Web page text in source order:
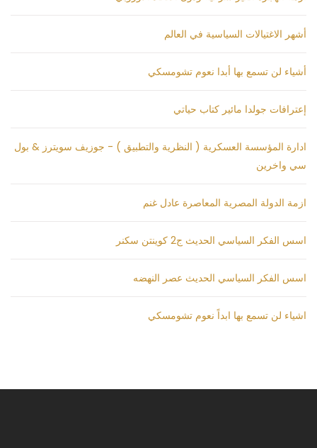
أشهر الاغتيالات السياسية في العالم
أشياء لن تسمع بها أبدا نعوم تشومسكي
إعترافات جولدا مائير كتاب حياتي
ادارة المؤسسة العسكرية ( النظرية والتطبيق ) - جوزيف سويترز & بول
سي واخرين
ازمة الدولة المصرية المعاصرة عادل غنم
اسس الفكر السياسي الحديث ج2 كوينتن سكنر
اسس الفكر السياسي الحديث عصر النهضه
اشياء لن تسمع بها ابداً نعوم تشومسكي